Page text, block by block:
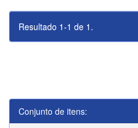
Resultado 1-1 de 1.
Conjunto de itens: